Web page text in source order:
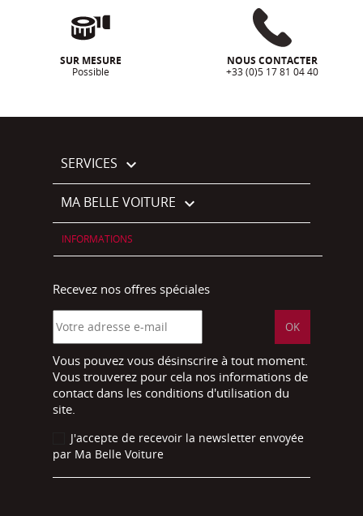
SUR MESURE
Possible
NOUS CONTACTER
+33 (0)5 17 81 04 40
SERVICES 
MA BELLE VOITURE 
INFORMATIONS
Recevez nos offres spéciales
Vous pouvez vous désinscrire à tout moment.
Vous trouverez pour cela nos informations de
contact dans les conditions d'utilisation du
site.
J'accepte de recevoir la newsletter envoyée
par Ma Belle Voiture